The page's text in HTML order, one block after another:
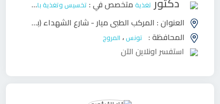
تغذيةمتخصص في : تخسيس وتغذية بالغين
العنوان : المركب الطبي ميار - شارع الشهداء (بجوار المبيت الجامعي المروج 3 ومحطة مترو الشهداء) المروج 3
المحافظة : تونس، المروج
استفسر اونلاين الآن